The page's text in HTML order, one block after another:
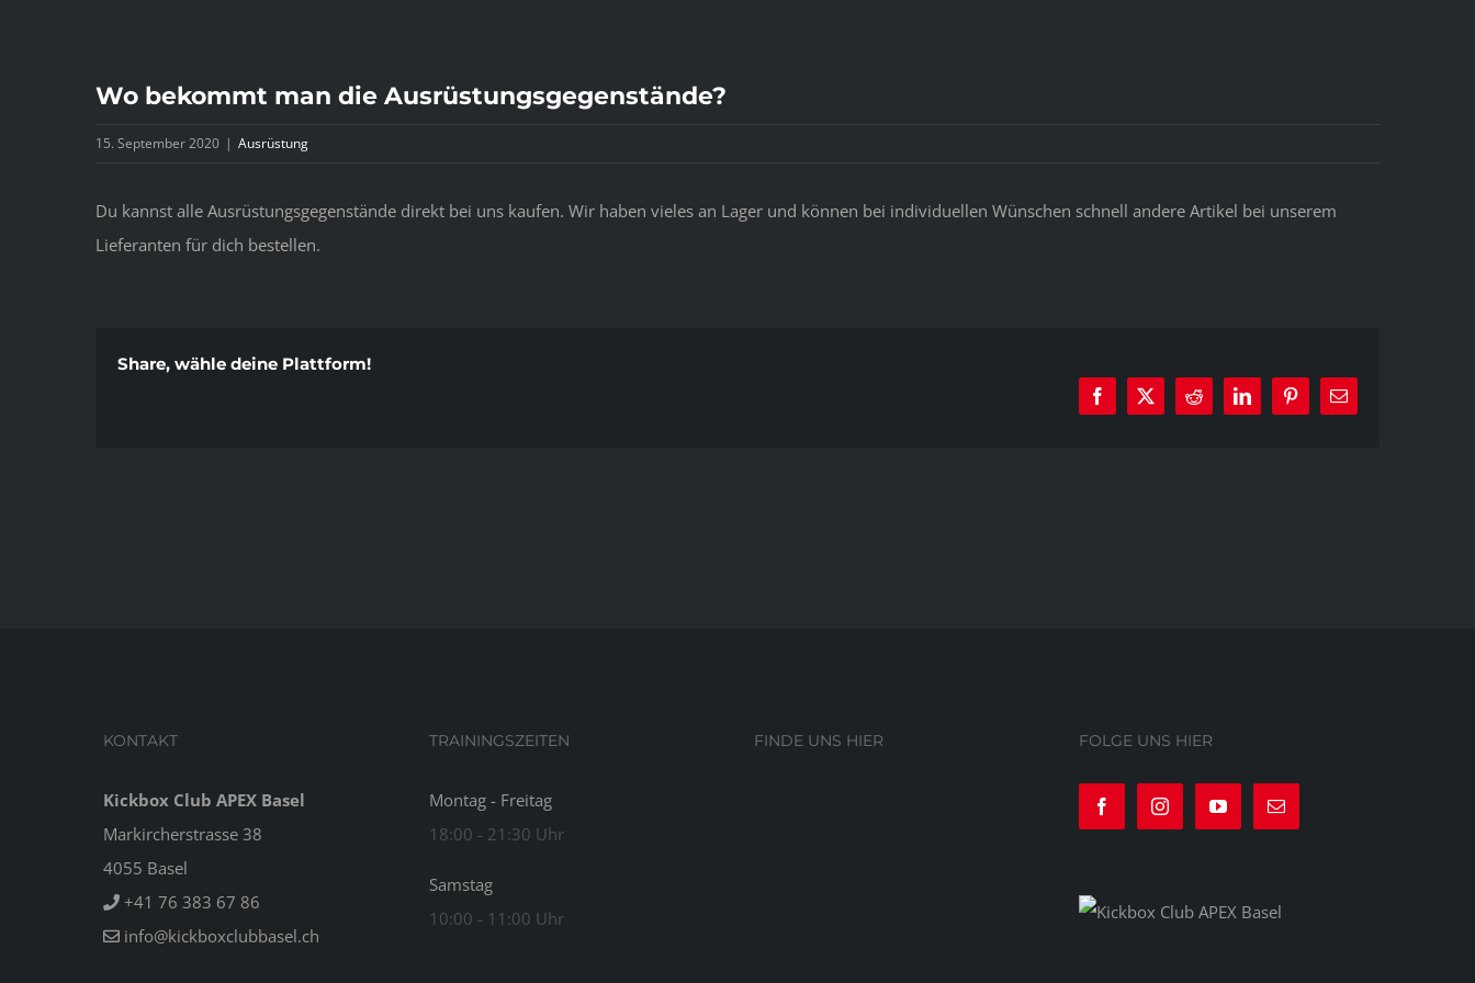
Wo bekommt man die Ausrüstungsgegenstände?
15. September 2020 | Ausrüstung
Du kannst alle Ausrüstungsgegenstände direkt bei uns kaufen. Wir haben vieles an Lager und können bei individuellen Wünschen schnell andere Artikel bei unserem
Lieferanten für dich bestellen.
Share, wähle deine Plattform!
Facebook
X RedditLinkedInPinterest
E-
Mail
KONTAKT
Kickbox Club APEX Basel
Markircherstrasse 38
4055 Basel
+41 76 383 67 86
info@kickboxclubbasel.ch
TRAININGSZEITEN
Montag - Freitag
18:00 - 21:30 Uhr
Samstag
10:00 - 11:00 Uhr
FINDE UNS HIER FOLGE UNS HIER